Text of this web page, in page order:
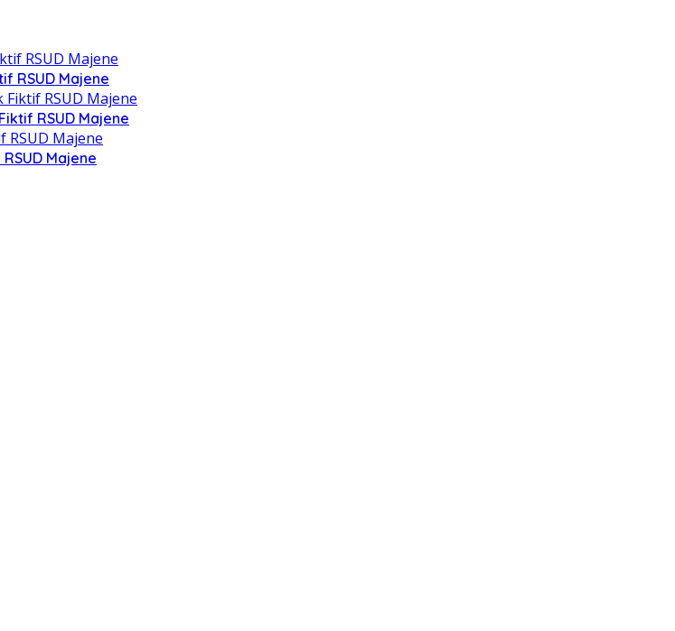
RSUD Majene
RSUD Majene
Majene